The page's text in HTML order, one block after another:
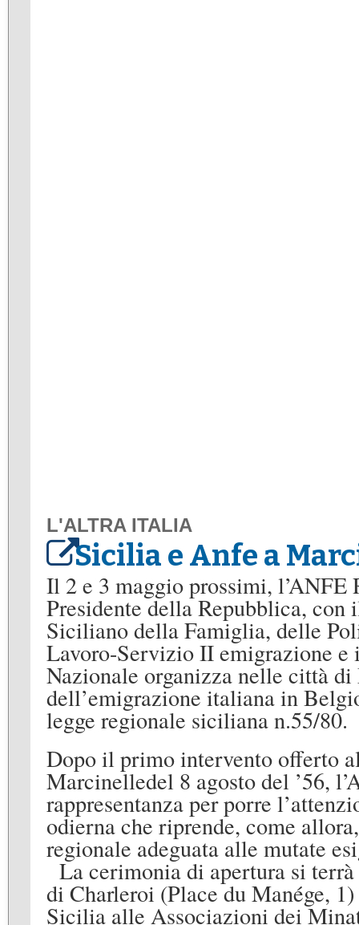
L'ALTRA ITALIA
Sicilia e Anfe a
Il 2 e 3 maggio prossimi,
Presidente della Repubblica, con
Siciliano della Famiglia, delle
Lavoro-Servizio II emigrazione
Nazionale organizza nelle città
dell’emigrazione italiana in
legge regionale siciliana n.55/80.
Dopo il primo intervento offerto
Marcinelledel 8 agosto del ’56,
rappresentanza per porre
odierna che riprende, come
regionale adeguata alle mutate
La cerimonia di apertura si
di Charleroi (Place du Manége,
Sicilia alle Associazioni dei